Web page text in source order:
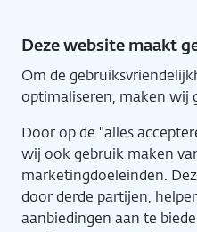
hoofdinhoud
Deze website maakt
Om de
optimaliseren, maken wij
Door op de "alles
wij ook gebruik maken
marketingdoeleinden.
door derde partijen,
aanbiedingen aan te